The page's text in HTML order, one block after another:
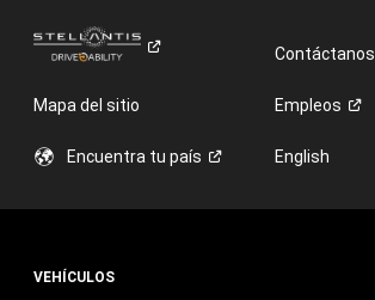
Contáctanos
Mapa del sitio Empleos
Encuentra tu país English
VEHÍCULOS